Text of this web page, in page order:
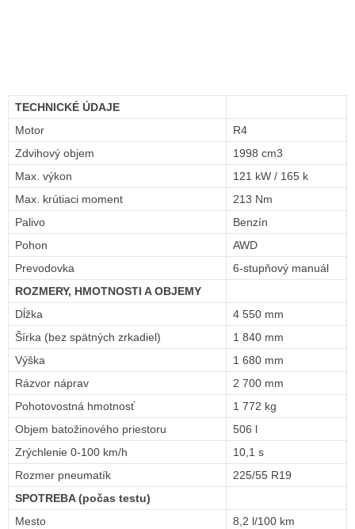
TECHNICKÉ ÚDAJE
Motor
R4
Zdvihový objem
1998 cm3
Max. výkon
121 kW / 165 k
Max. krútiaci moment
213 Nm
Palivo
Benzín
Pohon
AWD
Prevodovka
6-stupňový manuál
ROZMERY, HMOTNOSTI A OBJEMY
Dĺžka
4 550 mm
Šírka (bez spätných zrkadiel)
1 840 mm
Výška
1 680 mm
Rázvor náprav
2 700 mm
Pohotovostná hmotnosť
1 772 kg
Objem batožinového priestoru
506 l
Zrýchlenie 0-100 km/h
10,1 s
Rozmer pneumatík
225/55 R19
SPOTREBA (počas testu)
Mesto
8,2 l/100 km